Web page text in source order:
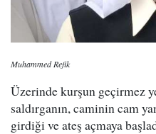
Muhammed Refik
Üzerinde kurşun geçirmez
saldırganın, caminin cam
girdiği ve ateş açmaya